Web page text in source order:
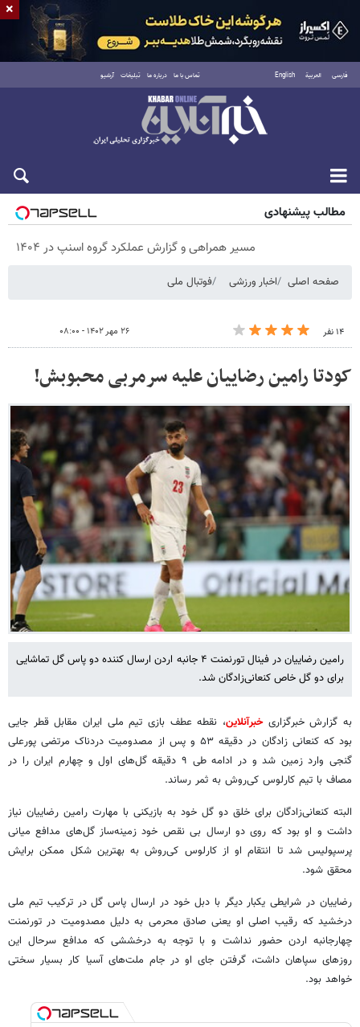
فارسی العربية English تماس با ما درباره ما تبلیغات آرشیو
پنجشنبه ۱۵ مرداد ۱۴۰۵
مطالب پیشنهادی
مسیر همراهی و گزارش عملکرد گروه اسنپ در ۱۴۰۴
صفحه اصلی اخبار ورزشی فوتبال ملی
۱۴ نفر ۲۶ مهر ۱۴۰۲ - ۰۸:۰۰
کودتا رامین رضاییان علیه سرمربی محبوبش!
رامین رضاییان در فینال تورنمنت ۴ جانبه اردن ارسال کننده دو پاس گل تماشایی
برای دو گل خاص کنعانی‌زادگان شد.
به گزارش خبرگزاریخبرآنلاین، نقطه عطف بازی تیم ملی ایران مقابل قطر جایی
بود که کنعانی زادگان در دقیقه ۵۳ و پس از مصدومیت دردناک مرتضی پورعلی
گنجی وارد زمین شد و در ادامه طی ۹ دقیقه گل‌های اول و چهارم ایران را در
مصاف با تیم کارلوس کی‌روش به ثمر رساند.
البته کنعانی‌زادگان برای خلق دو گل خود به بازیکنی با مهارت رامین رضاییان نیاز
داشت و او بود که روی دو ارسال بی نقص خود زمینه‌ساز گل‌های مدافع میانی
پرسپولیس شد تا انتقام او از کارلوس کی‌روش به بهترین شکل ممکن برایش
محقق شود.
رضاییان در شرایطی یکبار دیگر با دبل خود در ارسال پاس گل در ترکیب تیم ملی
درخشید که رقیب اصلی او یعنی صادق محرمی به دلیل مصدومیت در تورنمنت
چهارجانبه اردن حضور نداشت و با توجه به درخششی که مدافع سرحال این
روزهای سپاهان داشت، گرفتن جای او در جام ملت‌های آسیا کار بسیار سختی
خواهد بود.
×